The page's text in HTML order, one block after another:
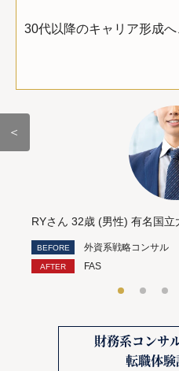
＜
30代以降のキャリア形成
RYさん 32歳 (男性) 有名国立
外資系戦略コンサル
FAS
財務系コンサ
転職体